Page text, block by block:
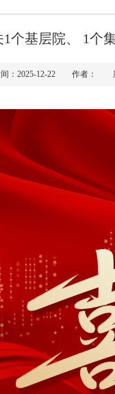
个基层院、 1个
间：2025-12-22 作者：